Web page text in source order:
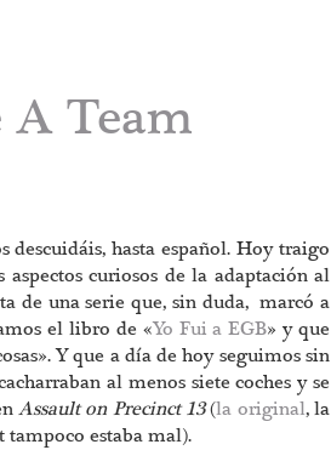
A Team
hasta español. Hoy traigo
curiosos de la adaptación al
de una serie que, sin duda, marcó a
el libro de «Yo Fui a EGB» y que
Y que a día de hoy seguimos sin
al menos siete coches y se
Assault on Precinct 13(la original, la
tampoco estaba mal).